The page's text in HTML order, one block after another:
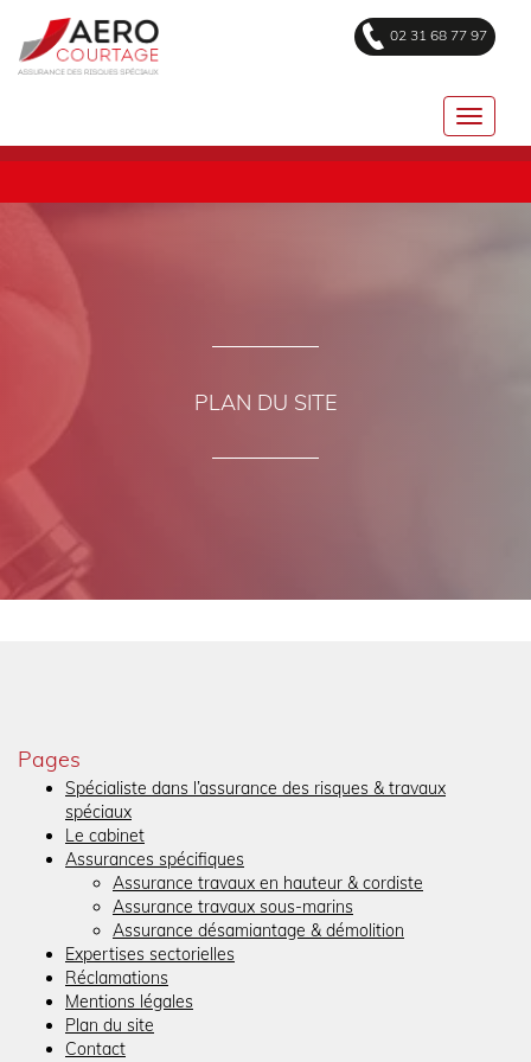
02 31 68 77 97
PLAN DU SITE
Pages
Spécialiste dans l’assurance des risques & travaux
spéciaux
Le cabinet
Assurances spécifiques
Assurance travaux en hauteur & cordiste
Assurance travaux sous-marins
Assurance désamiantage & démolition
Expertises sectorielles
Réclamations
Mentions légales
Plan du site
Contact